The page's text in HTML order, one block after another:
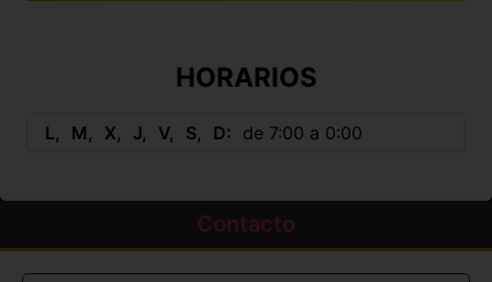
HORARIOS
L M X J V S D de 7:00 a 0:00
Contacto